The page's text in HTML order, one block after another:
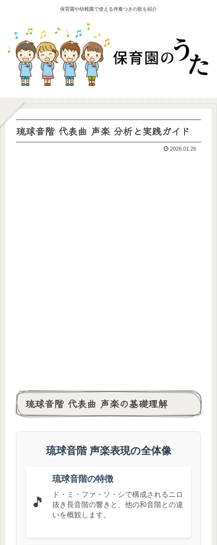
保育園や幼稚園で使える伴奏つきの歌を紹介
琉球音階 代表曲 声楽 分析と実践ガイド
2026.01.26
琉球音階 代表曲 声楽の基礎理解
琉球音階 声楽表現の全体像
🎵
琉球音階の特徴
ド・ミ・ファ・ソ・シで構成されるニロ
抜き長音階の響きと、他の和音階との違
いを概観します。